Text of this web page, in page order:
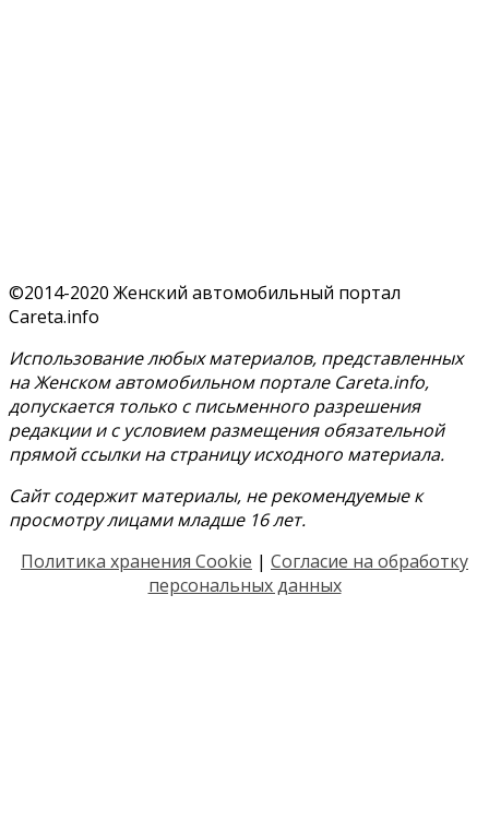
©2014-2020 Женский автомобильный портал
Careta.info
Использование любых материалов, представленных
на Женском автомобильном портале Careta.info,
допускается только с письменного разрешения
редакции и с условием размещения обязательной
прямой ссылки на страницу исходного материала.
Сайт содержит материалы, не рекомендуемые к
просмотру лицами младше 16 лет.
Политика хранения Cookie | Согласие на обработку
персональных данных